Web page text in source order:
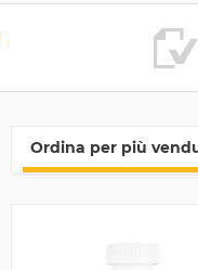
Ordina per più